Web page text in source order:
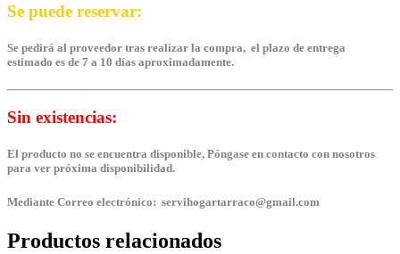
Se puede reservar:
Se pedirá al proveedor tras realizar la compra, el plazo de entrega
estimado es de 7 a 10 días aproximadamente.
Sin existencias:
El producto no se encuentra disponible, Póngase en contacto con nosotros
para ver próxima disponibilidad.
Mediante Correo electrónico: servihogartarraco@gmail.com
Productos relacionados